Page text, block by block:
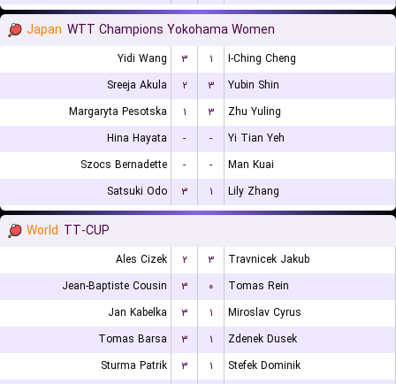
Japan WTT Champions Yokohama Women
Yidi Wang ۳ ۱
I-Ching Cheng
Sreeja Akula
۲ ۳
Yubin Shin
Margaryta Pesotska
۱ ۳
Zhu Yuling
Hina Hayata
- -
Yi Tian Yeh
Szocs Bernadette
- -
Man Kuai
Satsuki Odo
۳ ۱ Lily Zhang
World TT-CUP
Ales Cizek ۲ ۳
Travnicek Jakub
Jean-Baptiste Cousin
۳ ۰
Tomas Rein
Jan Kabelka
۳ ۱
Miroslav Cyrus
Tomas Barsa
۳ ۱
Zdenek Dusek
Sturma Patrik
۳ ۱
Stefek Dominik